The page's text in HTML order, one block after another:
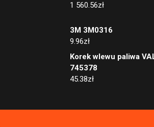
1 560.56zł
3M 3M0316
9.96zł
Korek wlewu paliwa
745378
45.38zł